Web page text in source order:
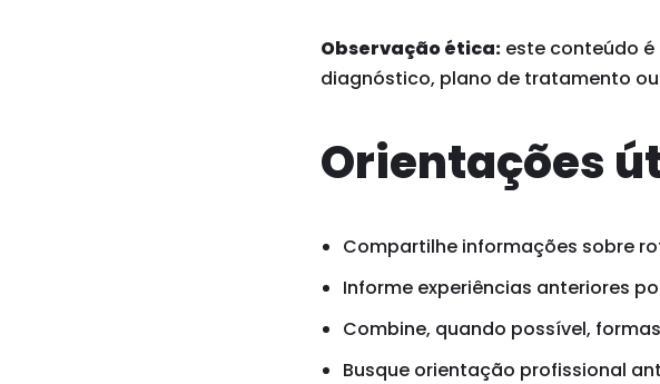
Observação ética: este conteúdo
diagnóstico, plano de tratamento
Orientações
Compartilhe informações sobre
Informe experiências anteriores
Combine, quando possível,
Busque orientação profissional